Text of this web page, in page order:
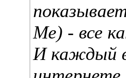
Ме) - все
И каждый